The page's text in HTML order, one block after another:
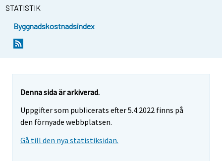
STATISTIK
Byggnadskostnadsindex
Denna sida är arkiverad.
Uppgifter som publicerats efter 5.4.2022 finns på
den förnyade webbplatsen.
Gå till den nya statistiksidan.